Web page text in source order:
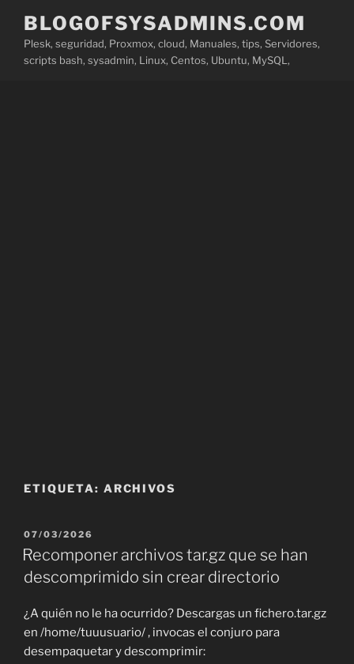
contenido
BLOGOFSYSADMINS.COM
Plesk, seguridad, Proxmox, cloud, Manuales, tips, Servidores,
scripts bash, sysadmin, Linux, Centos, Ubuntu, MySQL,
ETIQUETA: ARCHIVOS
PUBLICADO
EL
07/03/2026
Recomponer archivos tar.gz que se han
descomprimido sin crear directorio
¿A quién no le ha ocurrido? Descargas un fichero.tar.gz
en /home/tuuusuario/ , invocas el conjuro para
desempaquetar y descomprimir: